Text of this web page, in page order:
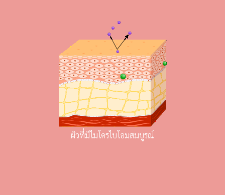
ผิวที่มีไมโครไบโอมสมบูรณ์